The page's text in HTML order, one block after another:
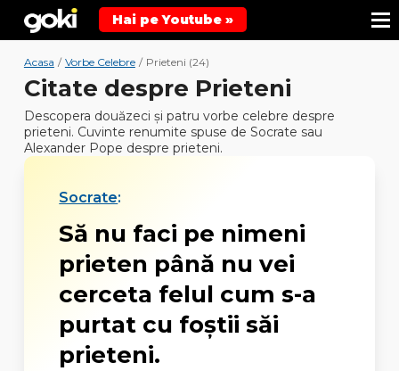
Hai pe Youtube »
Acasa / Vorbe Celebre / Prieteni (24)
Citate despre Prieteni
Descopera douăzeci şi patru vorbe celebre despre
prieteni. Cuvinte renumite spuse de Socrate sau
Alexander Pope despre prieteni.
Socrate:
Să nu faci pe nimeni
prieten până nu vei
cerceta felul cum s-a
purtat cu foştii săi
prieteni.